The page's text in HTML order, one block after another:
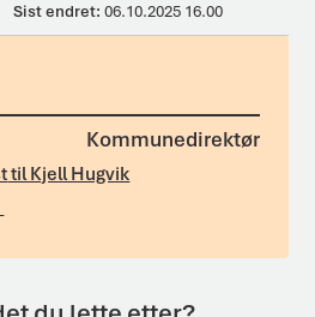
Sist endret 06.10.2025 16.00
Kommunedirektør
til Kjell Hugvik